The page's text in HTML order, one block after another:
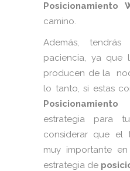
Posicionamiento
camino.
Además,
paciencia, ya que
producen de la
lo tanto, si estas
estrategia para
considerar que el
muy importante
estrategia de